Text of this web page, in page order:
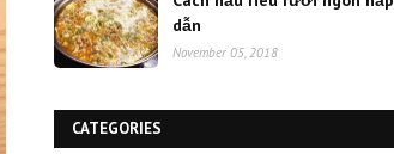
dẫn
November 05, 2018
CATEGORIES